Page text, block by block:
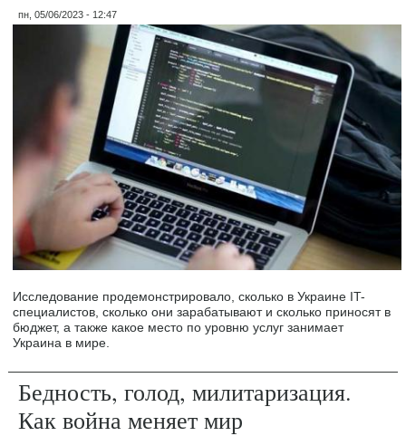
пн, 05/06/2023 - 12:47
Исследование продемонстрировало, сколько в Украине IT-
специалистов, сколько они зарабатывают и сколько приносят в
бюджет, а также какое место по уровню услуг занимает
Украина в мире.
Бедность, голод, милитаризация.
Как война меняет мир